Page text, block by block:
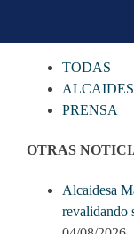
TODAS
PRENSA
OTRAS
Alcaidesa
revalidando